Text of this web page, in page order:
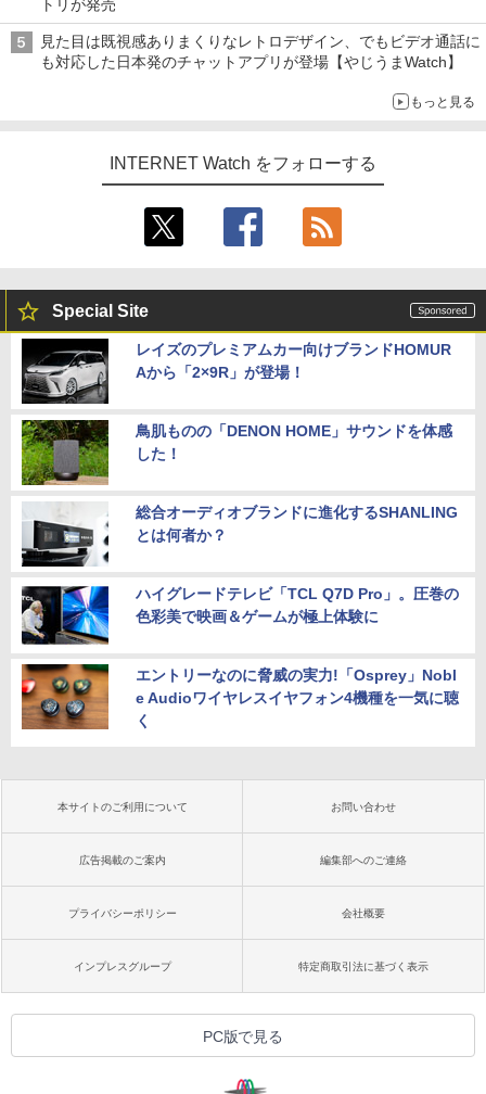
トリが発売
見た目は既視感ありまくりなレトロデザイン、でもビデオ通話に
も対応した日本発のチャットアプリが登場【やじうまWatch】
もっと見る
INTERNET Watch をフォローする
Special Site
レイズのプレミアムカー向けブランドHOMUR
Aから「2×9R」が登場！
鳥肌ものの「DENON HOME」サウンドを体感
した！
総合オーディオブランドに進化するSHANLING
とは何者か？
ハイグレードテレビ「TCL Q7D Pro」。圧巻の
色彩美で映画＆ゲームが極上体験に
エントリーなのに脅威の実力!「Osprey」Nobl
e Audioワイヤレスイヤフォン4機種を一気に聴
く
本サイトのご利用について お問い合わせ
広告掲載のご案内 編集部へのご連絡
プライバシーポリシー 会社概要
インプレスグループ 特定商取引法に基づく表示
PC版で見る